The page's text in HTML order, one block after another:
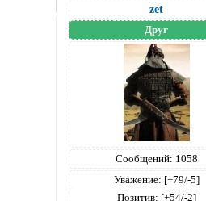
zet
Друг
Сообщений: 1058
Уважение: [+79/-5]
Позитив: [+54/-2]